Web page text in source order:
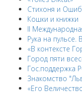
Стихоня и
Кошки и книжки
II
Рука на пульсе.
«В контексте
Город пяти
Гос.поддержка
Знакомство
«Его